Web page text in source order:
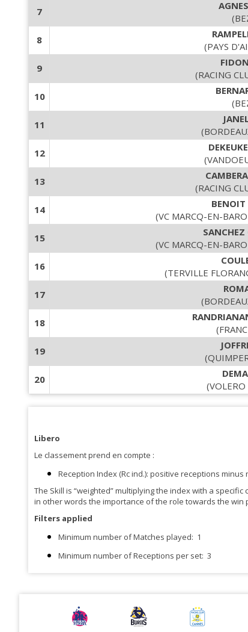
7
8
(PAYS
9
(RACING
10
11
12
13
(RACING
14
(VC MARCQ-EN-
15
(VC MARCQ-EN-
16
(TERVILLE
17
18
19
20
(VOLERO
Libero
Le classement prend en compte :
Reception Index (Rc ind.): positive receptions
The Skill is “weighted” multiplying the index with a
in other words the importance of the role towards the win
Filters applied
Minimum number of Matches played: 1
Minimum number of Receptions per set: 3